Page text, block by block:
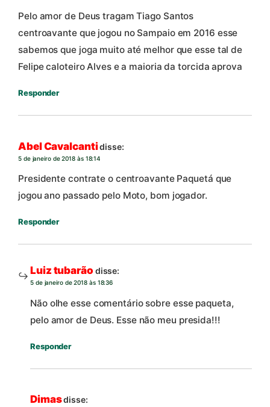
Pelo amor de Deus tragam Tiago Santos
centroavante que jogou no Sampaio em 2016 esse
sabemos que joga muito até melhor que esse tal de
Felipe caloteiro Alves e a maioria da torcida aprova
Responder
Abel Cavalcantidisse:
5 de janeiro de 2018 às 18:14
Presidente contrate o centroavante Paquetá que
jogou ano passado pelo Moto, bom jogador.
Responder
Luiz tubarão disse:
5 de janeiro de 2018 às 18:36
Não olhe esse comentário sobre esse paqueta,
pelo amor de Deus. Esse não meu presida!!!
Responder
Dimasdisse: